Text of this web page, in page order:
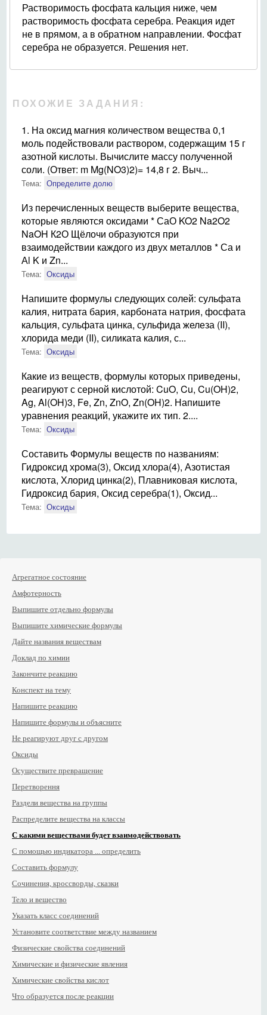
Растворимость фосфата кальция ниже, чем
растворимость фосфата серебра. Реакция идет
не в прямом, а в обратном направлении. Фосфат
серебра не образуется. Решения нет.
ПОХОЖИЕ ЗАДАНИЯ:
1. На оксид магния количеством вещества 0,1
моль подействовали раствором, содержащим 15 г
азотной кислоты. Вычислите массу полученной
соли. (Ответ: m Mg(NO3)2)= 14,8 г 2. Выч...
Тема: Определите долю
Из перечисленных веществ выберите вещества,
которые являются оксидами * СаО KO2 Na2O2
NaOH К2О Щёлочи образуются при
взаимодействии каждого из двух металлов * Са и
Аl K и Zn...
Тема: Оксиды
Напишите формулы следующих солей: сульфата
калия, нитрата бария, карбоната натрия, фосфата
кальция, сульфата цинка, сульфида железа (II),
хлорида меди (II), силиката калия, с...
Тема: Оксиды
Какие из веществ, формулы которых приведены,
реагируют с серной кислотой: CuO, Cu, Cu(OH)2,
Ag, Al(OH)3, Fe, Zn, ZnO, Zn(OH)2. Напишите
уравнения реакций, укажите их тип. 2....
Тема: Оксиды
Составить Формулы веществ по названиям:
Гидроксид хрома(3), Оксид хлора(4), Азотистая
кислота, Хлорид цинка(2), Плавниковая кислота,
Гидроксид бария, Оксид серебра(1), Оксид...
Тема: Оксиды
Агрегатное состояние
Амфотерность
Выпишите отдельно формулы
Выпишите химические формулы
Дайте названия веществам
Доклад по химии
Закончите реакцию
Конспект на тему
Напишите реакцию
Напишите формулы и объясните
Не реагируют друг с другом
Оксиды
Осуществите превращение
Перетворення
Раздели вещества на группы
Распределите вещества на классы
С какими веществами будет взаимодействовать
С помощью индикатора ... определить
Составить формулу
Сочинения, кроссворды, сказки
Тело и вещество
Указать класс соединений
Установите соответствие между названием
Физические свойства соединений
Химические и физические явления
Химические свойства кислот
Что образуется после реакции